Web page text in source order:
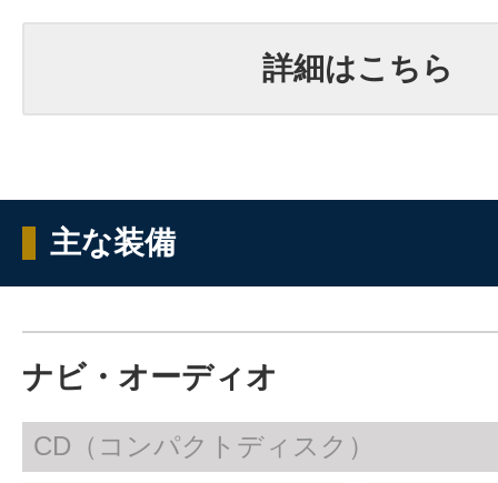
詳細はこちら
主な装備
ナビ・オーディオ
CD（コンパクトディスク）